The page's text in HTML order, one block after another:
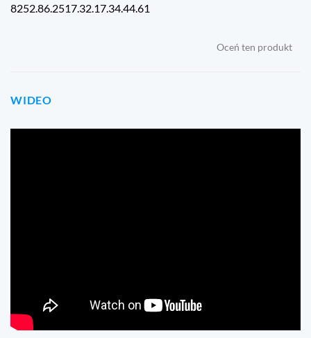
8252.86.2517.32.17.34.44.61
Oceń ten produkt
WIDEO